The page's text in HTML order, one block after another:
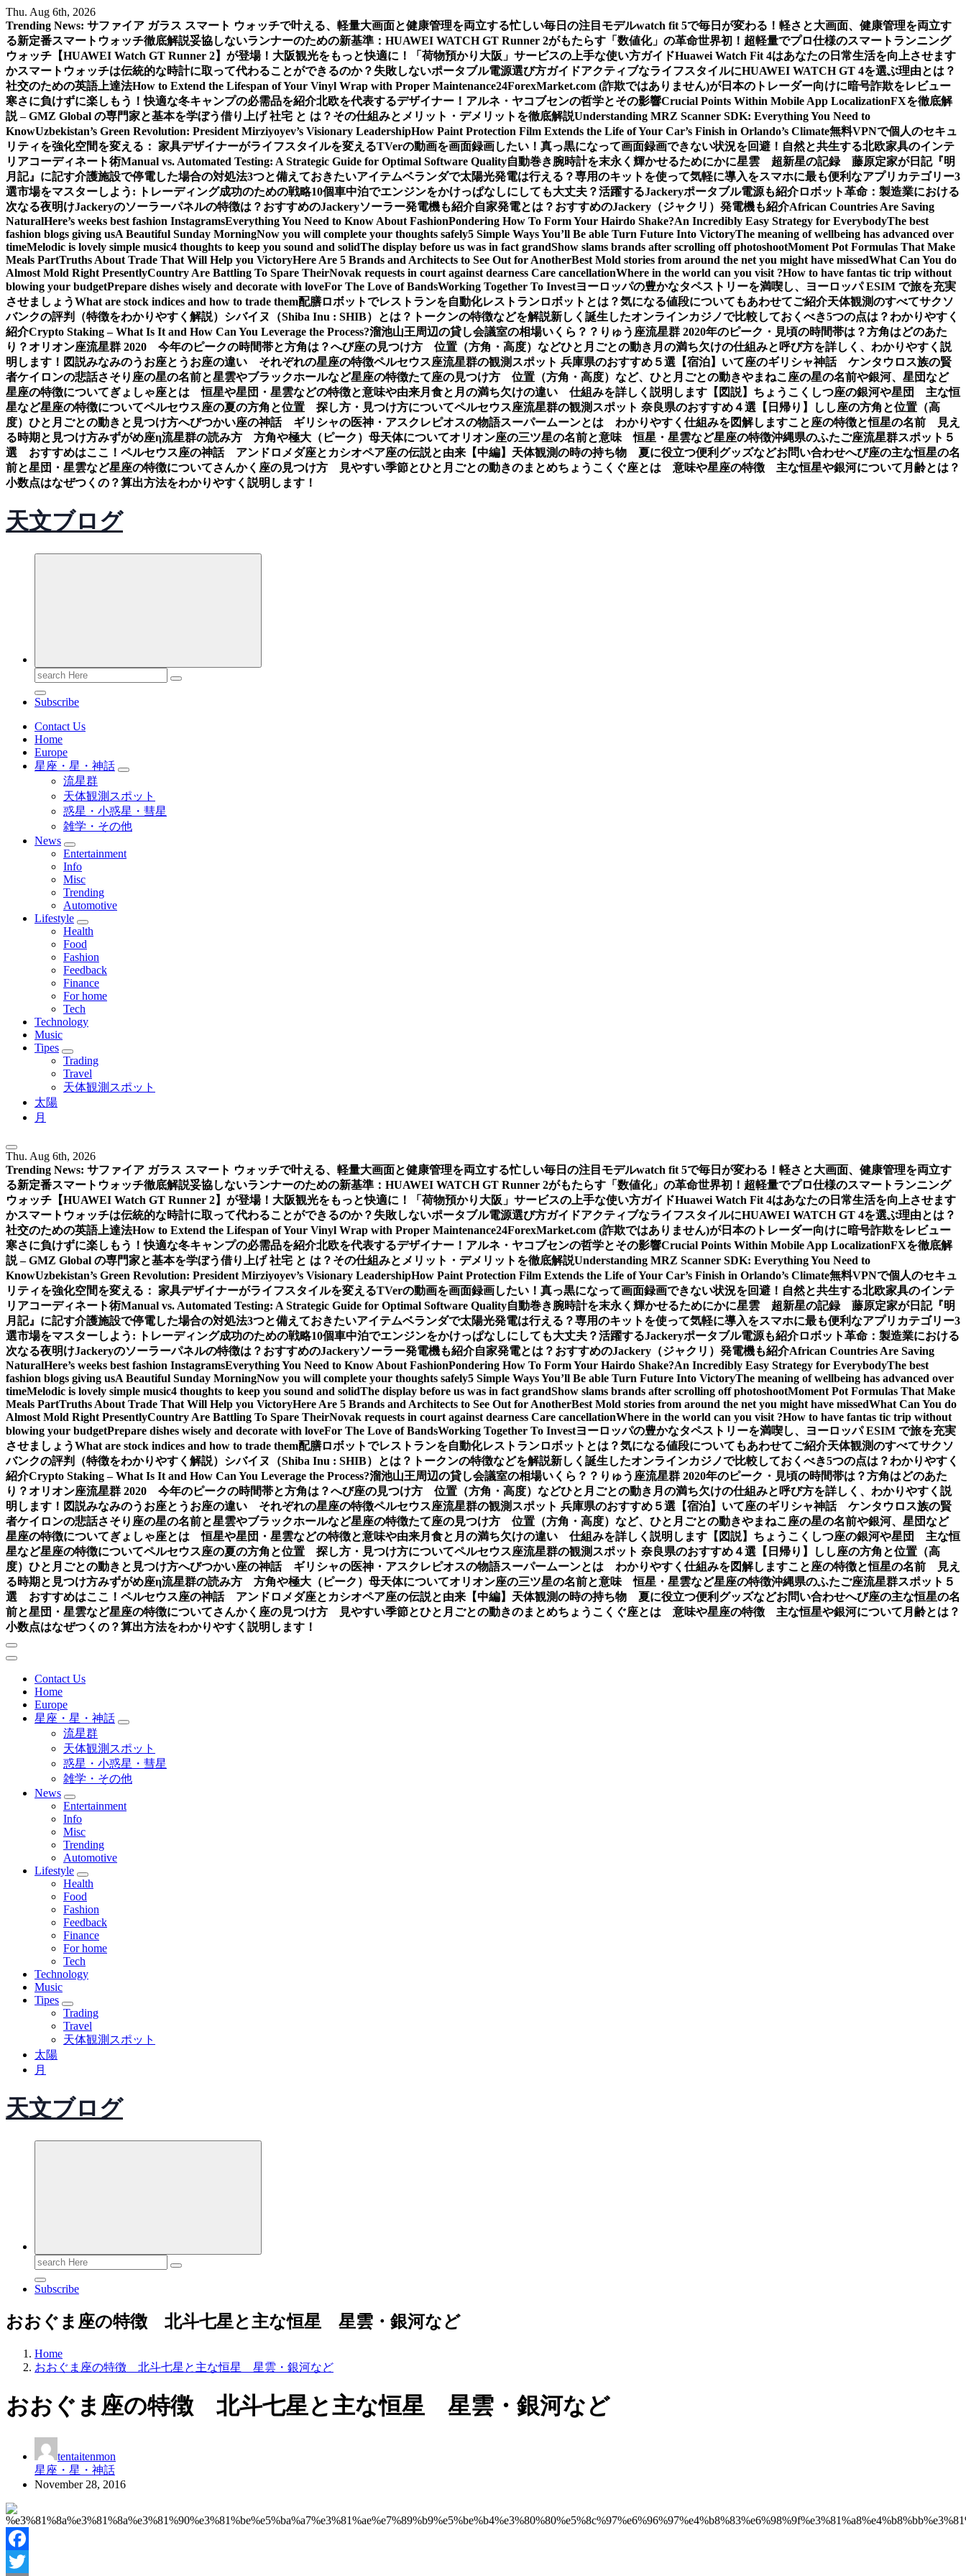
Skip
to
content
Thu. Aug 6th, 2026
Trending News: サファイア ガラス スマート ウォッチで叶える、軽量大画面と健康管理を両立する忙しい毎日の注目モデルwatch fit 5で毎日が変わる！軽さと大画面、健康管理を両立す
る新定番スマートウォッチ徹底解説妥協しないランナーのための新基準：HUAWEI WATCH GT Runner 2がもたらす「数値化」の革命世界初！超軽量でプロ仕様のスマートランニング
ウォッチ【HUAWEI Watch GT Runner 2】が登場！ 大阪観光をもっと快適に！「荷物預かり大阪」サービスの上手な使い方ガイドHuawei Watch Fit 4はあなたの日常生活を向上させます
かスマートウォッチは伝統的な時計に取って代わることができるのか？ 失敗しないポータブル電源選び方ガイドアクティブなライフスタイルにHUAWEI WATCH GT 4を選ぶ理由とは？
社交のための英語上達法How to Extend the Lifespan of Your Vinyl Wrap with Proper Maintenance24ForexMarket.com (詐欺ではありません)が日本のトレーダー向けに暗号詐欺をレビュー
寒さに負けずに楽しもう！快適な冬キャンプの必需品を紹介北欧を代表するデザイナー！アルネ・ヤコブセンの哲学とその影響Crucial Points Within Mobile App LocalizationFXを徹底解
説 – GMZ Global の専門家と基本を学ぼう借り上げ 社宅 と は？その仕組みとメリット・デメリットを徹底解説Understanding MRZ Scanner SDK: Everything You Need to
KnowUzbekistan’s Green Revolution: President Mirziyoyev’s Visionary LeadershipHow Paint Protection Film Extends the Life of Your Car’s Finish in Orlando’s Climate無料VPNで個人のセキュ
リティを強化空間を変える： 家具デザイナーがライフスタイルを変えるTVerの動画を画面録画したい！真っ黒になって画面録画できない状況を回避！ 自然と共生する北欧家具のインテ
リアコーディネート術Manual vs. Automated Testing: A Strategic Guide for Optimal Software Quality自動巻き腕時計を末永く輝かせるためにかに星雲 超新星の記録 藤原定家が日記『明
月記』に記す介護施設で停電した場合の対処法3つと備えておきたいアイテムベランダで太陽光発電は行える？専用のキットを使って気軽に導入をスマホに最も便利なアプリカテゴリー3
選市場をマスターしよう: トレーディング成功のための戦略10個車中泊でエンジンをかけっぱなしにしても大丈夫？活躍するJackeryポータブル電源も紹介ロボット革命：製造業における
次なる夜明けJackeryのソーラーパネルの特徴は？おすすめのJackeryソーラー発電機も紹介自家発電とは？おすすめのJackery（ジャクリ）発電機も紹介African Countries Are Saving
NaturalHere’s weeks best fashion InstagramsEverything You Need to Know About FashionPondering How To Form Your Hairdo Shake?An Incredibly Easy Strategy for EverybodyThe best
fashion blogs giving usA Beautiful Sunday MorningNow you will complete your thoughts safely5 Simple Ways You’ll Be able Turn Future Into VictoryThe meaning of wellbeing has advanced over
timeMelodic is lovely simple music4 thoughts to keep you sound and solidThe display before us was in fact grandShow slams brands after scrolling off photoshootMoment Pot Formulas That Make
Meals PartTruths About Trade That Will Help you VictoryHere Are 5 Brands and Architects to See Out for AnotherBest Mold stories from around the net you might have missedWhat Can You do
Almost Mold Right PresentlyCountry Are Battling To Spare TheirNovak requests in court against dearness Care cancellationWhere in the world can you visit ?How to have fantas tic trip without
blowing your budgetPrepare dishes wisely and decorate with loveFor The Love of BandsWorking Together To Investヨーロッパの豊かなタペストリーを満喫し、ヨーロッパ ESIM で旅を充実
させましょうWhat are stock indices and how to trade them配膳ロボットでレストランを自動化レストランロボットとは？気になる値段についてもあわせてご紹介天体観測のすべてサクソ
バンクの評判（特徴をわかりやすく解説） シバイヌ（Shiba Inu : SHIB）とは？トークンの特徴などを解説新しく誕生したオンラインカジノで比較しておくべき5つの点は？わかりやすく
紹介Crypto Staking – What Is It and How Can You Leverage the Process?溜池山王周辺の貸し会議室の相場いくら？？ りゅう座流星群 2020年のピーク・見頃の時間帯は？方角はどのあた
り？オリオン座流星群 2020 今年のピークの時間帯と方角は？へび座の見つけ方 位置（方角・高度）などひと月ごとの動き 月の満ち欠けの仕組みと呼び方を詳しく、わかりやすく説
明します！図説みなみのうお座とうお座の違い それぞれの星座の特徴ペルセウス座流星群の観測スポット 兵庫県のおすすめ５選【宿泊】 いて座のギリシャ神話 ケンタウロス族の賢
者ケイロンの悲話さそり座の星の名前と星雲やブラックホールなど星座の特徴たて座の見つけ方 位置（方角・高度）など、ひと月ごとの動きやまねこ座の星の名前や銀河、星団など
星座の特徴についてぎょしゃ座とは 恒星や星団・星雲などの特徴と意味や由来月食と月の満ち欠けの違い 仕組みを詳しく説明します【図説】 ちょうこくしつ座の銀河や星団 主な恒
星など星座の特徴についてペルセウス座の夏の方角と位置 探し方・見つけ方についてペルセウス座流星群の観測スポット 奈良県のおすすめ４選【日帰り】
しし座の方角と位置（高
度）ひと月ごとの動きと見つけ方へびつかい座の神話 ギリシャの医神・アスクレピオスの物語スーパームーンとは わかりやすく仕組みを図解しますこと座の特徴と恒星の名前 見え
る時期と見つけ方みずがめ座η流星群の読み方 方角や極大（ピーク）母天体についてオリオン座の三ツ星の名前と意味 恒星・星雲など星座の特徴沖縄県のふたご座流星群スポット５
選 おすすめはここ！ ペルセウス座の神話 アンドロメダ座とカシオペア座の伝説と由来【中編】 天体観測の時の持ち物 夏に役立つ便利グッズなどお問い合わせへび座の主な恒星の名
前と星団・星雲など星座の特徴についてさんかく座の見つけ方 見やすい季節とひと月ごとの動きのまとめちょうこくぐ座とは 意味や星座の特徴 主な恒星や銀河について 月齢とは？
小数点はなぜつくの？算出方法をわかりやすく説明します！
天文ブログ
Search
for:
Subscribe
Contact Us
Home
Europe
星座・星・神話
流星群
天体観測スポット
惑星・小惑星・彗星
雑学・その他
News
Entertainment
Info
Misc
Trending
Automotive
Lifestyle
Health
Food
Fashion
Feedback
Finance
For home
Tech
Technology
Music
Tipes
Trading
Travel
天体観測スポット
太陽
月
Thu. Aug 6th, 2026
Trending News: サファイア ガラス スマート ウォッチで叶える、軽量大画面と健康管理を両立する忙しい毎日の注目モデルwatch fit 5で毎日が変わる！軽さと大画面、健康管理を両立す
る新定番スマートウォッチ徹底解説妥協しないランナーのための新基準：HUAWEI WATCH GT Runner 2がもたらす「数値化」の革命世界初！超軽量でプロ仕様のスマートランニング
ウォッチ【HUAWEI Watch GT Runner 2】が登場！ 大阪観光をもっと快適に！「荷物預かり大阪」サービスの上手な使い方ガイドHuawei Watch Fit 4はあなたの日常生活を向上させます
かスマートウォッチは伝統的な時計に取って代わることができるのか？ 失敗しないポータブル電源選び方ガイドアクティブなライフスタイルにHUAWEI WATCH GT 4を選ぶ理由とは？
社交のための英語上達法How to Extend the Lifespan of Your Vinyl Wrap with Proper Maintenance24ForexMarket.com (詐欺ではありません)が日本のトレーダー向けに暗号詐欺をレビュー
寒さに負けずに楽しもう！快適な冬キャンプの必需品を紹介北欧を代表するデザイナー！アルネ・ヤコブセンの哲学とその影響Crucial Points Within Mobile App LocalizationFXを徹底解
説 – GMZ Global の専門家と基本を学ぼう借り上げ 社宅 と は？その仕組みとメリット・デメリットを徹底解説Understanding MRZ Scanner SDK: Everything You Need to
KnowUzbekistan’s Green Revolution: President Mirziyoyev’s Visionary LeadershipHow Paint Protection Film Extends the Life of Your Car’s Finish in Orlando’s Climate無料VPNで個人のセキュ
リティを強化空間を変える： 家具デザイナーがライフスタイルを変えるTVerの動画を画面録画したい！真っ黒になって画面録画できない状況を回避！ 自然と共生する北欧家具のインテ
リアコーディネート術Manual vs. Automated Testing: A Strategic Guide for Optimal Software Quality自動巻き腕時計を末永く輝かせるためにかに星雲 超新星の記録 藤原定家が日記『明
月記』に記す介護施設で停電した場合の対処法3つと備えておきたいアイテムベランダで太陽光発電は行える？専用のキットを使って気軽に導入をスマホに最も便利なアプリカテゴリー3
選市場をマスターしよう: トレーディング成功のための戦略10個車中泊でエンジンをかけっぱなしにしても大丈夫？活躍するJackeryポータブル電源も紹介ロボット革命：製造業における
次なる夜明けJackeryのソーラーパネルの特徴は？おすすめのJackeryソーラー発電機も紹介自家発電とは？おすすめのJackery（ジャクリ）発電機も紹介African Countries Are Saving
NaturalHere’s weeks best fashion InstagramsEverything You Need to Know About FashionPondering How To Form Your Hairdo Shake?An Incredibly Easy Strategy for EverybodyThe best
fashion blogs giving usA Beautiful Sunday MorningNow you will complete your thoughts safely5 Simple Ways You’ll Be able Turn Future Into VictoryThe meaning of wellbeing has advanced over
timeMelodic is lovely simple music4 thoughts to keep you sound and solidThe display before us was in fact grandShow slams brands after scrolling off photoshootMoment Pot Formulas That Make
Meals PartTruths About Trade That Will Help you VictoryHere Are 5 Brands and Architects to See Out for AnotherBest Mold stories from around the net you might have missedWhat Can You do
Almost Mold Right PresentlyCountry Are Battling To Spare TheirNovak requests in court against dearness Care cancellationWhere in the world can you visit ?How to have fantas tic trip without
blowing your budgetPrepare dishes wisely and decorate with loveFor The Love of BandsWorking Together To Investヨーロッパの豊かなタペストリーを満喫し、ヨーロッパ ESIM で旅を充実
させましょうWhat are stock indices and how to trade them配膳ロボットでレストランを自動化レストランロボットとは？気になる値段についてもあわせてご紹介天体観測のすべてサクソ
バンクの評判（特徴をわかりやすく解説） シバイヌ（Shiba Inu : SHIB）とは？トークンの特徴などを解説新しく誕生したオンラインカジノで比較しておくべき5つの点は？わかりやすく
紹介Crypto Staking – What Is It and How Can You Leverage the Process?溜池山王周辺の貸し会議室の相場いくら？？ りゅう座流星群 2020年のピーク・見頃の時間帯は？方角はどのあた
り？オリオン座流星群 2020 今年のピークの時間帯と方角は？へび座の見つけ方 位置（方角・高度）などひと月ごとの動き 月の満ち欠けの仕組みと呼び方を詳しく、わかりやすく説
明します！図説みなみのうお座とうお座の違い それぞれの星座の特徴ペルセウス座流星群の観測スポット 兵庫県のおすすめ５選【宿泊】 いて座のギリシャ神話 ケンタウロス族の賢
者ケイロンの悲話さそり座の星の名前と星雲やブラックホールなど星座の特徴たて座の見つけ方 位置（方角・高度）など、ひと月ごとの動きやまねこ座の星の名前や銀河、星団など
星座の特徴についてぎょしゃ座とは 恒星や星団・星雲などの特徴と意味や由来月食と月の満ち欠けの違い 仕組みを詳しく説明します【図説】 ちょうこくしつ座の銀河や星団 主な恒
星など星座の特徴についてペルセウス座の夏の方角と位置 探し方・見つけ方についてペルセウス座流星群の観測スポット 奈良県のおすすめ４選【日帰り】
しし座の方角と位置（高
度）ひと月ごとの動きと見つけ方へびつかい座の神話 ギリシャの医神・アスクレピオスの物語スーパームーンとは わかりやすく仕組みを図解しますこと座の特徴と恒星の名前 見え
る時期と見つけ方みずがめ座η流星群の読み方 方角や極大（ピーク）母天体についてオリオン座の三ツ星の名前と意味 恒星・星雲など星座の特徴沖縄県のふたご座流星群スポット５
選 おすすめはここ！ ペルセウス座の神話 アンドロメダ座とカシオペア座の伝説と由来【中編】 天体観測の時の持ち物 夏に役立つ便利グッズなどお問い合わせへび座の主な恒星の名
前と星団・星雲など星座の特徴についてさんかく座の見つけ方 見やすい季節とひと月ごとの動きのまとめちょうこくぐ座とは 意味や星座の特徴 主な恒星や銀河について 月齢とは？
小数点はなぜつくの？算出方法をわかりやすく説明します！
Contact Us
Home
Europe
星座・星・神話
流星群
天体観測スポット
惑星・小惑星・彗星
雑学・その他
News
Entertainment
Info
Misc
Trending
Automotive
Lifestyle
Health
Food
Fashion
Feedback
Finance
For home
Tech
Technology
Music
Tipes
Trading
Travel
天体観測スポット
太陽
月
天文ブログ
Search
for:
Subscribe
おおぐま座の特徴 北斗七星と主な恒星 星雲・銀河など
Home
おおぐま座の特徴 北斗七星と主な恒星 星雲・銀河など
おおぐま座の特徴 北斗七星と主な恒星 星雲・銀河など
tentaitenmon
星座・星・神話
November 28, 2016
Facebook